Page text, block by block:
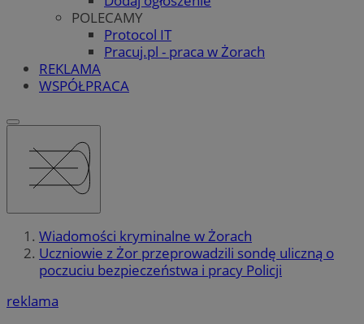
POLECAMY
Protocol IT
Pracuj.pl - praca w Żorach
REKLAMA
WSPÓŁPRACA
Wiadomości kryminalne w Żorach
Uczniowie z Żor przeprowadzili sondę uliczną o
poczuciu bezpieczeństwa i pracy Policji
reklama